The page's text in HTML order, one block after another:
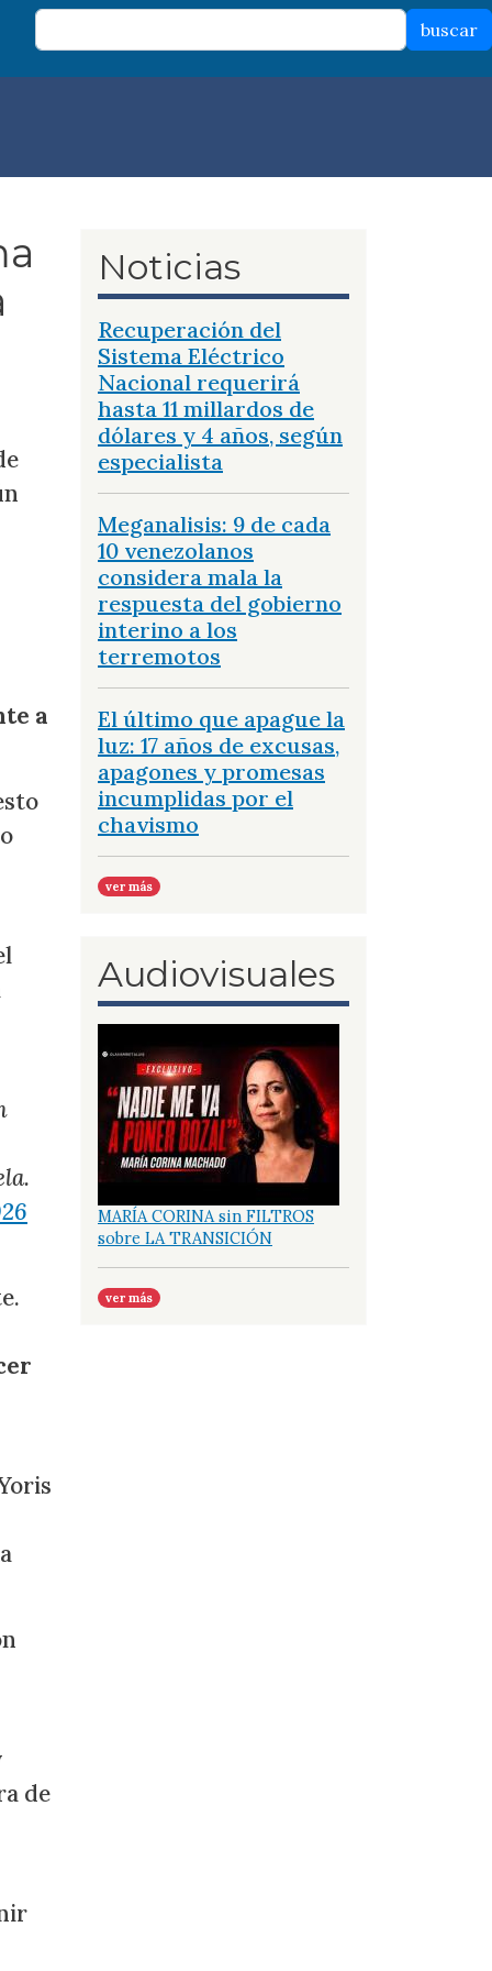
buscar
a
de
Noticias
Recuperación del
Sistema Eléctrico
Nacional requerirá
hasta 11 millardos de
dólares y 4 años, según
especialista
Meganalisis: 9 de cada
10 venezolanos
considera mala la
respuesta del gobierno
interino a los
terremotos
El último que apague la
luz: 17 años de excusas,
apagones y promesas
incumplidas por el
chavismo
ver más
Audiovisuales
MARÍA CORINA sin FILTROS
sobre LA TRANSICIÓN
ver más